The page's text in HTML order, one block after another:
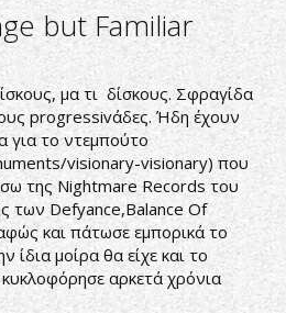
but Familiar
μα τι δίσκους. Σφραγίδα
progressivάδες. Ήδη έχουν
για το ντεμπούτο
visionary-visionary) που
της Nightmare Records του
των Defyance,Balance Of
και πάτωσε εμπορικά το
μοίρα θα είχε και το
αρκετά χρόνια